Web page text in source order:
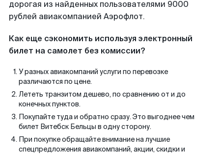
дорогая из найденных пользователями 9000
рублей авиакомпанией Аэрофлот.
Как еще сэкономить используя электронный
билет на самолет без комиссии?
У разных авиакомпаний услуги по перевозке
различаются по цене.
Лететь транзитом дешево, по сравнению от и до
конечных пунктов.
Покупайте туда и обратно сразу. Это выгоднее чем
билет Витебск Бельцы в одну сторону.
При покупке обращайте внимание на лучшие
спецпредложения авиакомпаний, акции, скидки и